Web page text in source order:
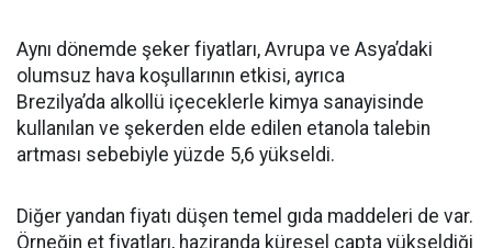
Aynı dönemde şeker fiyatları, Avrupa ve Asya’daki
olumsuz hava koşullarının etkisi, ayrıca
Brezilya’da alkollü içeceklerle kimya sanayisinde
kullanılan ve şekerden elde edilen etanola talebin
artması sebebiyle yüzde 5,6 yükseldi.
Diğer yandan fiyatı düşen temel gıda maddeleri de var.
Örneğin et fiyatları, haziranda küresel çapta yükseldiği